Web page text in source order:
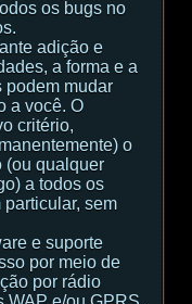
os bugs no
adição e
a forma e a
podem mudar
a você. O
critério,
o
(ou qualquer
a todos os
sem
e suporte
por meio de
por rádio